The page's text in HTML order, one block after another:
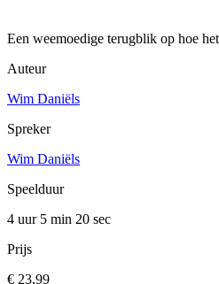
Een weemoedige terugblik op hoe
Auteur
Wim Daniëls
Spreker
Wim Daniëls
Speelduur
4 uur 5 min 20 sec
Prijs
€ 23,99